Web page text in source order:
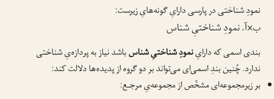
نمودِ شناختی در پارسی دارایِ گونه‌هایِ زیرست:
ب×آ. نمودِ شناختیِ شناس
بندی اسمی که دارایِنمودِ شناختیِ شناسباشد نیاز به پردازه‌یِ شناختی
ندارد. چُنین بندِ اسمی‌ای می‌تواند بر دو گروه از پدیده‌ها دلالت کند:
بر زیرمجموعه‌ای مشخّص از مجموعه‌یِ مرجـع: